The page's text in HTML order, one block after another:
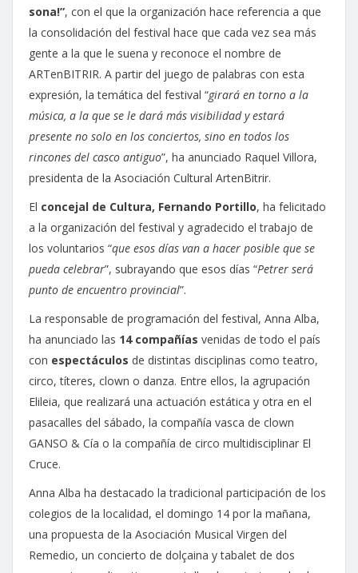
sona!”, con el que la organización hace referencia a que
la consolidación del festival hace que cada vez sea más
gente a la que le suena y reconoce el nombre de
ARTenBITRIR. A partir del juego de palabras con esta
expresión, la temática del festival “girará en torno a la
música, a la que se le dará más visibilidad y estará
presente no solo en los conciertos, sino en todos los
rincones del casco antiguo”, ha anunciado Raquel Villora,
presidenta de la Asociación Cultural ArtenBitrir.
El concejal de Cultura, Fernando Portillo, ha felicitado
a la organización del festival y agradecido el trabajo de
los voluntarios “que esos días van a hacer posible que se
pueda celebrar”, subrayando que esos días “Petrer será
punto de encuentro provincial”.
La responsable de programación del festival, Anna Alba,
ha anunciado las 14 compañías venidas de todo el país
con espectáculos de distintas disciplinas como teatro,
circo, títeres, clown o danza. Entre ellos, la agrupación
Elileia, que realizará una actuación estática y otra en el
pasacalles del sábado, la compañía vasca de clown
GANSO & Cía o la compañía de circo multidisciplinar El
Cruce.
Anna Alba ha destacado la tradicional participación de los
colegios de la localidad, el domingo 14 por la mañana,
una propuesta de la Asociación Musical Virgen del
Remedio, un concierto de dolçaina y tabalet de dos